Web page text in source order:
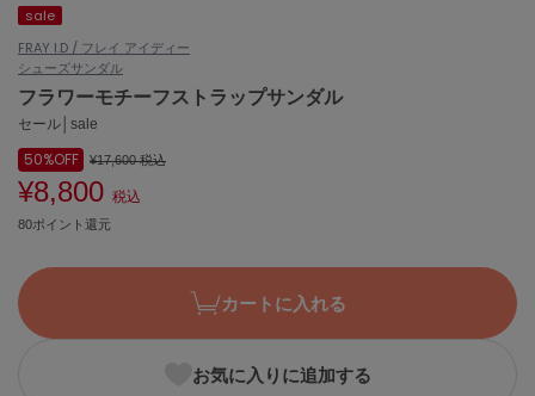
(124)
ànuke
アンヌーク
ASICS
アシックス
Ballelite
バレリット
バンドリヤー
Barbour
バブアー
sale
FRAY I.D / フレイ アイディー
シューズサンダル
フラワーモチーフストラップサンダル
セール│sale
50%OFF ¥17,600税込
¥8,800 税込
80ポイント還元
カートに入れる
お気に入りに追加する